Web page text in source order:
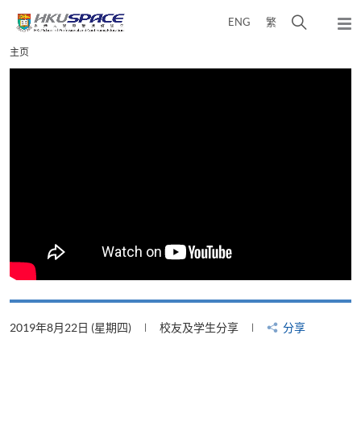
content
ENG 繁
弹
Main
content
主页
2019年8月22日 (星期四) 校友及学生分享 分享